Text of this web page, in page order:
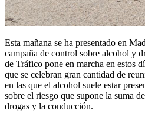
Esta mañana se ha presentado en
campaña de control sobre alcohol y
de Tráfico pone en marcha en estos
que se celebran gran cantidad de
en las que el alcohol suele estar
sobre el riesgo que supone la suma
drogas y la conducción.